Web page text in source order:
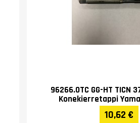
96266.0TC GG-HT TICN
Konekierretappi
10,62 €